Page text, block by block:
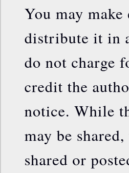
You may make
distribute it in
do not charge
credit the
notice. While
may be
shared or